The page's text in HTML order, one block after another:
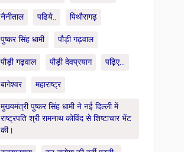
नैनीताल पढिये.. पिथौरागढ़
पुष्कर सिंह धामी पौड़ी गढ़वाल
पौड़ी गढ़वाल पौड़ी देवप्रयाग पढ़िए...
बागेश्वर महाराष्ट्र
मुख्यमंत्री पुष्कर सिंह धामी ने नई दिल्ली में
राष्ट्रपति श्री रामनाथ कोविंद से शिष्टाचार भेंट
की।